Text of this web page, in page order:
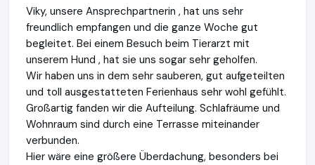
Viky, unsere Ansprechpartnerin , hat uns sehr
freundlich empfangen und die ganze Woche gut
begleitet. Bei einem Besuch beim Tierarzt mit
unserem Hund , hat sie uns sogar sehr geholfen.
Wir haben uns in dem sehr sauberen, gut aufgeteilten
und toll ausgestatteten Ferienhaus sehr wohl gefühlt.
Großartig fanden wir die Aufteilung. Schlafräume und
Wohnraum sind durch eine Terrasse miteinander
verbunden.
Hier wäre eine größere Überdachung, besonders bei